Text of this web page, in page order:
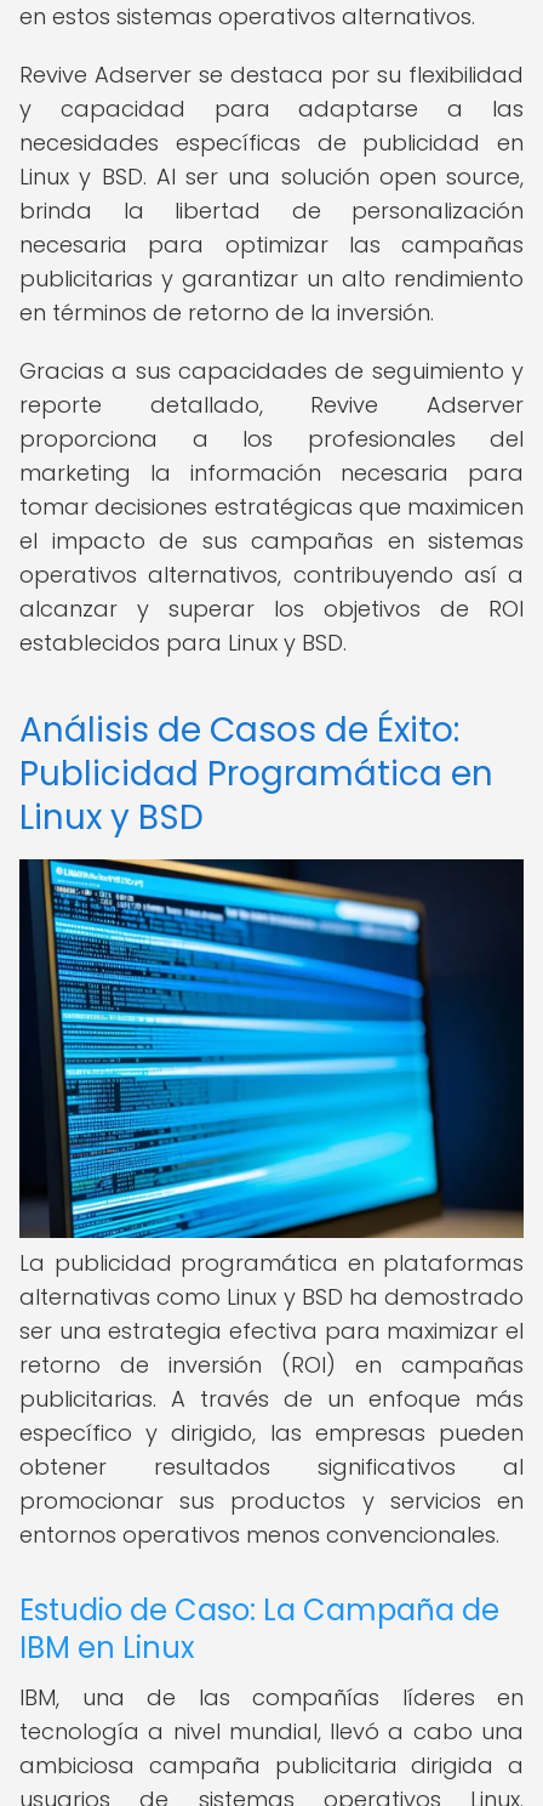
en estos sistemas operativos alternativos.
Revive Adserver se destaca por su flexibilidad
y capacidad para adaptarse a las
necesidades específicas de publicidad en
Linux y BSD. Al ser una solución open source,
brinda la libertad de personalización
necesaria para optimizar las campañas
publicitarias y garantizar un alto rendimiento
en términos de retorno de la inversión.
Gracias a sus capacidades de seguimiento y
reporte detallado, Revive Adserver
proporciona a los profesionales del
marketing la información necesaria para
tomar decisiones estratégicas que maximicen
el impacto de sus campañas en sistemas
operativos alternativos, contribuyendo así a
alcanzar y superar los objetivos de ROI
establecidos para Linux y BSD.
Análisis de Casos de Éxito:
Publicidad Programática en
Linux y BSD
La publicidad programática en plataformas
alternativas como Linux y BSD ha demostrado
ser una estrategia efectiva para maximizar el
retorno de inversión (ROI) en campañas
publicitarias. A través de un enfoque más
específico y dirigido, las empresas pueden
obtener resultados significativos al
promocionar sus productos y servicios en
entornos operativos menos convencionales.
Estudio de Caso: La Campaña de
IBM en Linux
IBM, una de las compañías líderes en
tecnología a nivel mundial, llevó a cabo una
ambiciosa campaña publicitaria dirigida a
usuarios de sistemas operativos Linux.